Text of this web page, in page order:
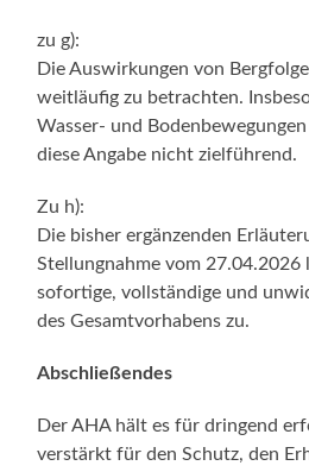
zu g):
Die Auswirkungen von
weitläufig zu betrachten.
Wasser- und
diese Angabe nicht zielführend.
Zu h):
Die bisher ergänzenden
Stellungnahme vom 27.04.2026
sofortige, vollständige und
des Gesamtvorhabens zu.
Abschließendes
Der AHA hält es für dringend
verstärkt für den Schutz, den